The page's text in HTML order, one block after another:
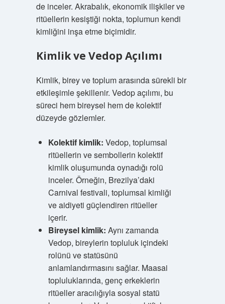
de inceler. Akrabalık, ekonomik ilişkiler ve
ritüellerin kesiştiği nokta, toplumun kendi
kimliğini inşa etme biçimidir.
Kimlik ve Vedop Açılımı
Kimlik, birey ve toplum arasında sürekli bir
etkileşimle şekillenir. Vedop açılımı, bu
süreci hem bireysel hem de kolektif
düzeyde gözlemler.
Kolektif kimlik: Vedop, toplumsal
ritüellerin ve sembollerin kolektif
kimlik oluşumunda oynadığı rolü
inceler. Örneğin, Brezilya’daki
Carnival festivali, toplumsal kimliği
ve aidiyeti güçlendiren ritüeller
içerir.
Bireysel kimlik: Aynı zamanda
Vedop, bireylerin topluluk içindeki
rolünü ve statüsünü
anlamlandırmasını sağlar. Maasai
topluluklarında, genç erkeklerin
ritüeller aracılığıyla sosyal statü